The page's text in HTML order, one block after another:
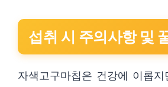
섭취 시 주의사항 및
자색고구마칩은 건강에 이롭지